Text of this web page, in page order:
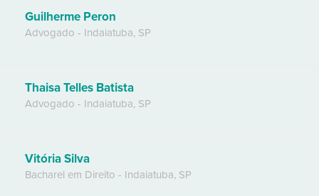
Guilherme Peron
Advogado - Indaiatuba, SP
Thaisa Telles Batista
Advogado - Indaiatuba, SP
Vitória Silva
Bacharel em Direito - Indaiatuba, SP